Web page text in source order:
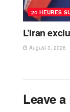
24 HEURES
L’Iran
August 3, 2026
Leave